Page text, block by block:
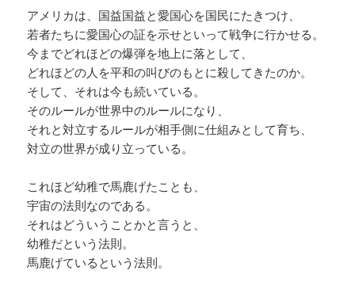
アメリカは、国益国益と愛国心を国民にたきつけ、
若者たちに愛国心の証を示せといって戦争に行かせる。
今までどれほどの爆弾を地上に落として、
どれほどの人を平和の叫びのもとに殺してきたのか。
そして、それは今も続いている。
そのルールが世界中のルールになり、
それと対立するルールが相手側に仕組みとして育ち、
対立の世界が成り立っている。
これほど幼稚で馬鹿げたことも、
宇宙の法則なのである。
それはどういうことかと言うと、
幼稚だという法則。
馬鹿げているという法則。